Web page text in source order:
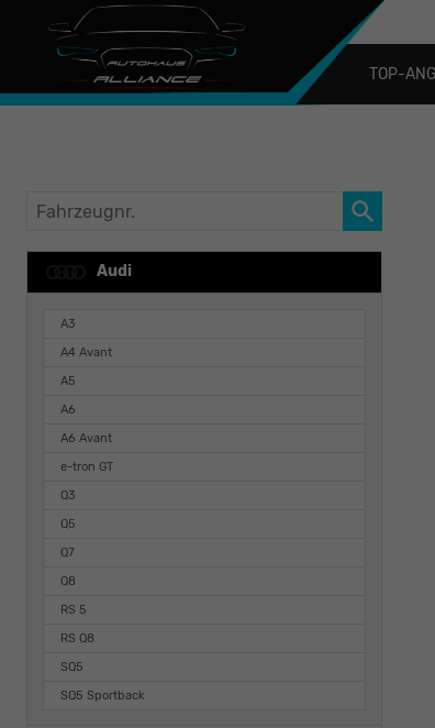
TOP-
Fahrzeugnr.
Audi
A3
A4 Avant
A5
A6
A6 Avant
e-tron GT
Q3
Q5
Q7
Q8
RS 5
RS Q8
SQ5
SQ5 Sportback